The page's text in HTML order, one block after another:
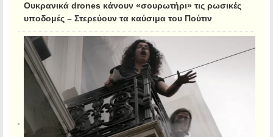
Ουκρανικά drones κάνουν «σουρωτήρι» τις ρωσικές
υποδομές – Στερεύουν τα καύσιμα του Πούτιν